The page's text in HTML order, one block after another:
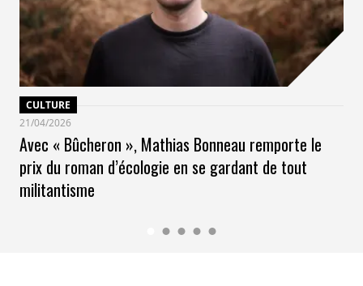
CULTURE
21/04/2026
Avec « Bûcheron », Mathias Bonneau remporte le
prix du roman d’écologie en se gardant de tout
militantisme